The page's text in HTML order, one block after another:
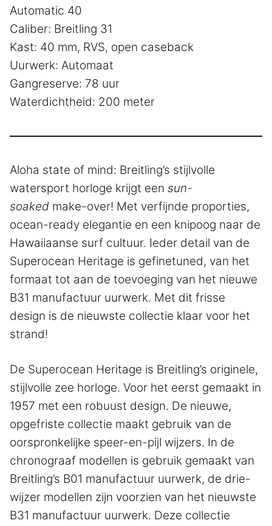
Automatic 40
Caliber: Breitling 31
Kast: 40 mm, RVS, open caseback
Uurwerk: Automaat
Gangreserve: 78 uur
Waterdichtheid: 200 meter
Aloha state of mind: Breitling’s stijlvolle
watersport horloge krijgt een sun-
soaked make-over! Met verfijnde proporties,
ocean-ready elegantie en een knipoog naar de
Hawaiiaanse surf cultuur. Ieder detail van de
Superocean Heritage is gefinetuned, van het
formaat tot aan de toevoeging van het nieuwe
B31 manufactuur uurwerk. Met dit frisse
design is de nieuwste collectie klaar voor het
strand!
De Superocean Heritage is Breitling’s originele,
stijlvolle zee horloge. Voor het eerst gemaakt in
1957 met een robuust design. De nieuwe,
opgefriste collectie maakt gebruik van de
oorspronkelijke speer-en-pijl wijzers. In de
chronograaf modellen is gebruik gemaakt van
Breitling’s B01 manufactuur uurwerk, de drie-
wijzer modellen zijn voorzien van het nieuwste
B31 manufactuur uurwerk. Deze collectie